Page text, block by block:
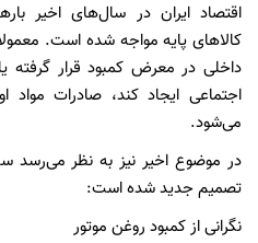
اقتصاد ایران در سال‌های اخیر
کالاهای پایه مواجه شده است.
داخلی در معرض کمبود قرار گرفته
اجتماعی ایجاد کند، صادرات مواد
می‌شود.
در موضوع اخیر نیز به نظر
تصمیم جدید شده است:
نگرانی از کمبود روغن موتور